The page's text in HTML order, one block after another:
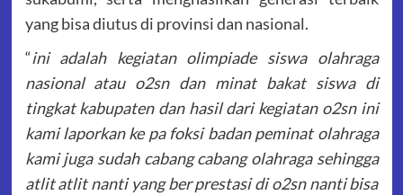
yang bisa diutus di provinsi dan nasional.
“ini adalah kegiatan olimpiade siswa olahraga
nasional atau o2sn dan minat bakat siswa di
tingkat kabupaten dan hasil dari kegiatan o2sn ini
kami laporkan ke pa foksi badan peminat olahraga
kami juga sudah cabang cabang olahraga sehingga
atlit atlit nanti yang ber prestasi di o2sn nanti bisa